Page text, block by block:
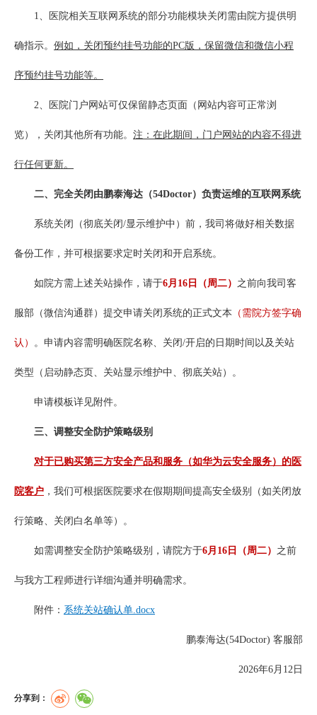
1、医院相关互联网系统的部分功能模块关闭需由院方提供明
确指示。 例如，关闭预约挂号功能的PC版，保留微信和微信小程
序预约挂号功能等。
2、医院门户网站可仅保留静态页面（网站内容可正常浏
览），关闭其他所有功能。 注：在此期间，门户网站的内容不得进
行任何更新。
二、完全关闭由鹏泰海达（54Doctor）负责运维的互联网系统
系统关闭（彻底关闭/显示维护中）前，我司将做好相关数据
备份工作，并可根据要求定时关闭和开启系统。
如院方需上述关站操作，请于6月16日（周二） 之前向我司客
服部（微信沟通群）提交申请关闭系统的正式文本 （ 需院方签字确
认） 。申请内容需明确医院名称、关闭/开启的日期时间以及关站
类型（启动静态页、关站显示维护中、彻底关站）。
申请模板详见附件。
三、调整安全防护策略级别
对于已购买第三方安全产品和服务（如华为云安全服务）的医
院客户 ，我们可根据医院要求在假期期间提高安全级别（如关闭放
行策略、关闭白名单等）。
如需调整安全防护策略级别，请院方于6月16日（周二） 之前
与我方工程师进行详细沟通并明确需求。
附件： 系统关站确认单.docx
鹏泰海达(54Doctor) 客服部
2026年6月12日
分享到：